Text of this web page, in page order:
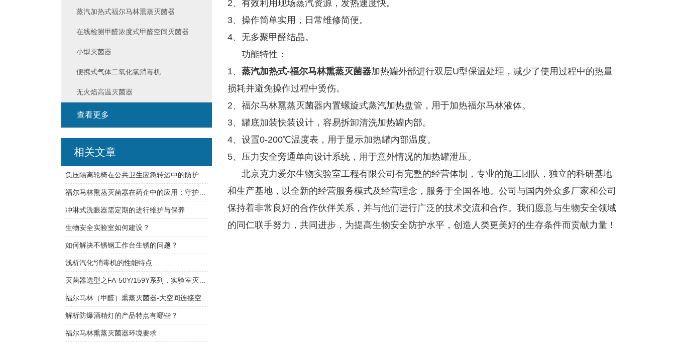
2、有效利用现场蒸汽资源，发热速度快。
3、操作简单实用，日常维修简便。
4、无多聚甲醛结晶。
功能特性：
1、 蒸汽加热式-福尔马林熏蒸灭菌器加热罐外部进行双层U型保温处理，减少了使用过程中的热量
损耗并避免操作过程中烫伤。
2、福尔马林熏蒸灭菌器内置螺旋式蒸汽加热盘管，用于加热福尔马林液体。
3、罐底加装快装设计，容易拆卸清洗加热罐内部。
4、设置0-200℃温度表，用于显示加热罐内部温度。
5、压力安全旁通单向设计系统，用于意外情况的加热罐泄压。
北京克力爱尔生物实验室工程有限公司有完整的经营体制，专业的施工团队，独立的科研基地
和生产基地，以全新的经营服务模式及经营理念，服务于全国各地。公司与国内外众多厂家和公司
保持着非常良好的合作伙伴关系，并与他们进行广泛的技术交流和合作。我们愿意与生物安全领域
的同仁联手努力，共同进步，为提高生物安全防护水平，创造人类更美好的生存条件而贡献力量！
蒸汽加热式福尔马林熏蒸灭菌器
在线检测甲醛浓度式甲醛空间灭菌器
小型灭菌器
便携式气体二氧化氯消毒机
无火焰高温灭菌器
查看更多
相关文章
冲淋式洗眼器需定期的进行维护与保养
生物安全实验室如何建设？
如何解决不锈钢工作台生锈的问题？
浅析汽化*消毒机的性能特点
灭菌器选型之FA-50Y/159Y系列，实验室灭菌的好帮手！
福尔马林（甲醛）熏蒸灭菌器-大空间连接空调系统循环消毒灭菌
解析防爆酒精灯的产品特点有哪些？
福尔马林熏蒸灭菌器环境要求